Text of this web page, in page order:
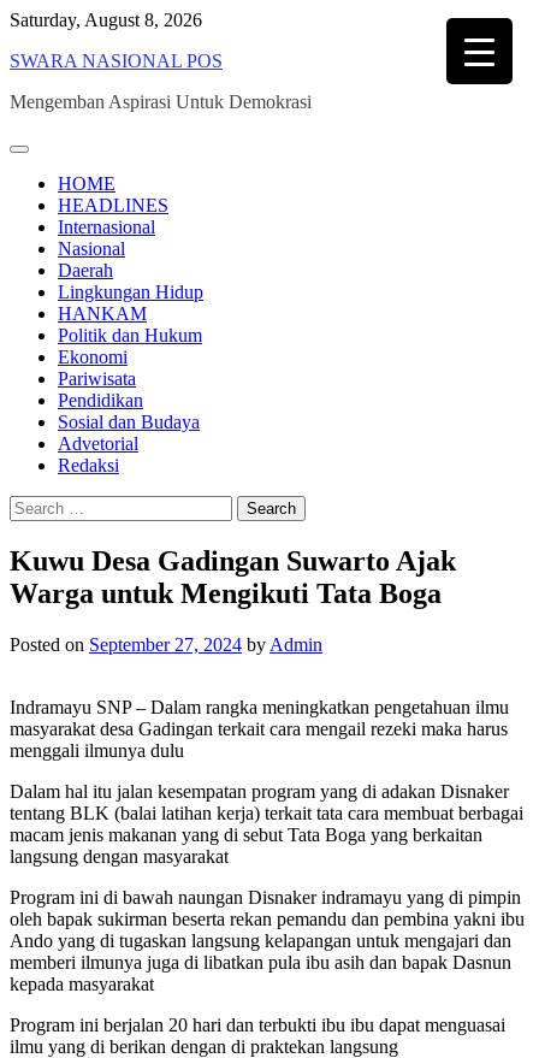
Skip
content
Saturday, August 8, 2026
SWARA NASIONAL POS
Mengemban Aspirasi Untuk Demokrasi
HOME
HEADLINES
Internasional
Nasional
Daerah
Lingkungan Hidup
HANKAM
Politik dan Hukum
Ekonomi
Pariwisata
Pendidikan
Sosial dan Budaya
Advetorial
Redaksi
Search
for:
Kuwu Desa Gadingan Suwarto Ajak
Warga untuk Mengikuti Tata Boga
Posted on September 27, 2024 by Admin
Indramayu SNP – Dalam rangka meningkatkan pengetahuan ilmu
masyarakat desa Gadingan terkait cara mengail rezeki maka harus
menggali ilmunya dulu
Dalam hal itu jalan kesempatan program yang di adakan Disnaker
tentang BLK (balai latihan kerja) terkait tata cara membuat berbagai
macam jenis makanan yang di sebut Tata Boga yang berkaitan
langsung dengan masyarakat
Program ini di bawah naungan Disnaker indramayu yang di pimpin
oleh bapak sukirman beserta rekan pemandu dan pembina yakni ibu
Ando yang di tugaskan langsung kelapangan untuk mengajari dan
memberi ilmunya juga di libatkan pula ibu asih dan bapak Dasnun
kepada masyarakat
Program ini berjalan 20 hari dan terbukti ibu ibu dapat menguasai
ilmu yang di berikan dengan di praktekan langsung